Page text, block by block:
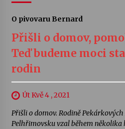
O pivovaru Bernard
Přišli o domov,
Teď budeme moci
rodin
Út Kvě 4 , 2021
Přišli o domov. Rodině
Pelhřimovsku vzal během několika